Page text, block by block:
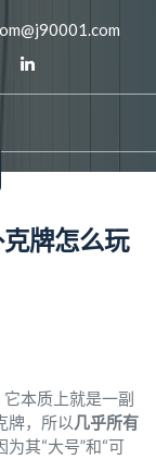
牌怎么玩
本质上就是一副
牌，所以 几乎所有
为其“大号”和“可